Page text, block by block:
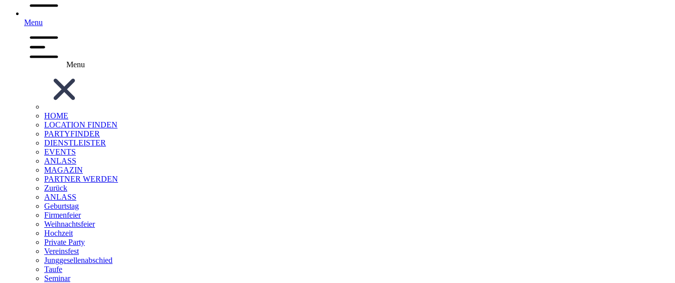
Menu
Menu
HOME
LOCATION FINDEN
PARTYFINDER
DIENSTLEISTER
EVENTS
ANLASS
MAGAZIN
PARTNER WERDEN
Zurück
ANLASS
Geburtstag
Firmenfeier
Weihnachtsfeier
Hochzeit
Private Party
Vereinsfest
Junggesellenabschied
Taufe
Seminar